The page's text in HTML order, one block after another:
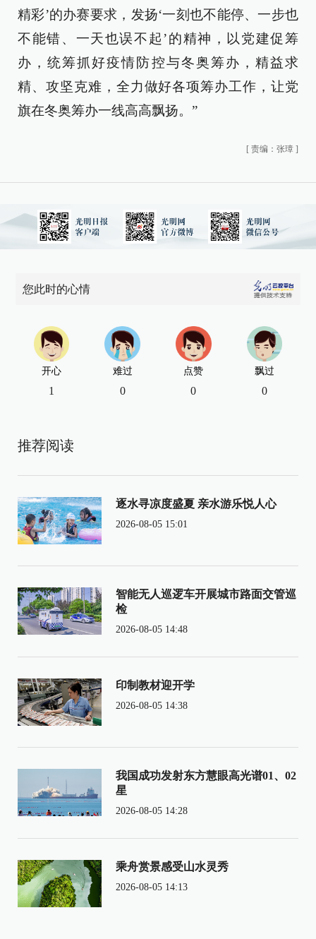
精彩’的办赛要求，发扬‘一刻也不能停、一步也
不能错、一天也误不起’的精神，以党建促筹
办，统筹抓好疫情防控与冬奥筹办，精益求
精、攻坚克难，全力做好各项筹办工作，让党
旗在冬奥筹办一线高高飘扬。”
[ 责编：张璋 ]
您此时的心情
开心
1
难过
0
点赞
0
飘过
0
推荐阅读
逐水寻凉度盛夏 亲水游乐悦人心
2026-08-05 15:01
智能无人巡逻车开展城市路面交管巡
检
2026-08-05 14:48
印制教材迎开学
2026-08-05 14:38
我国成功发射东方慧眼高光谱01、02
星
2026-08-05 14:28
乘舟赏景感受山水灵秀
2026-08-05 14:13